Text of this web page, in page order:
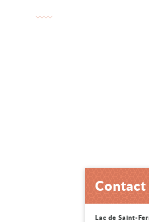
Contact
Lac de Saint-